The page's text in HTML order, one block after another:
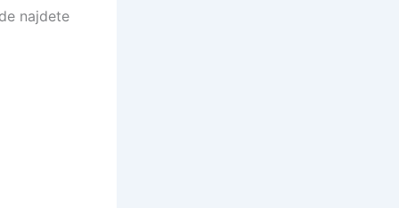
najdete